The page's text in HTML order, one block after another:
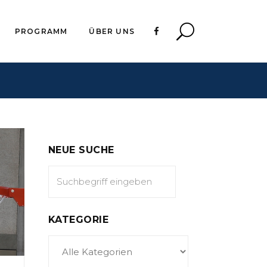
PROGRAMM ÜBER UNS
NEUE SUCHE
KATEGORIE